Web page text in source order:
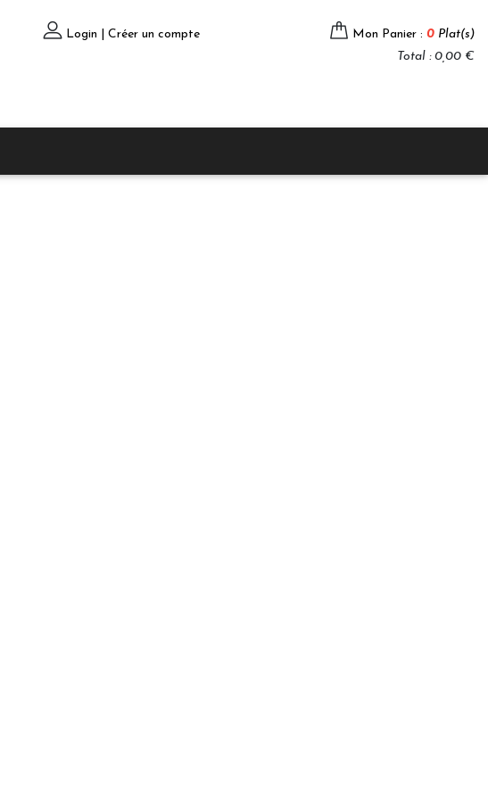
Login | Créer un compte Mon Panier : 0 Plat(s)
Total : 0,00 €